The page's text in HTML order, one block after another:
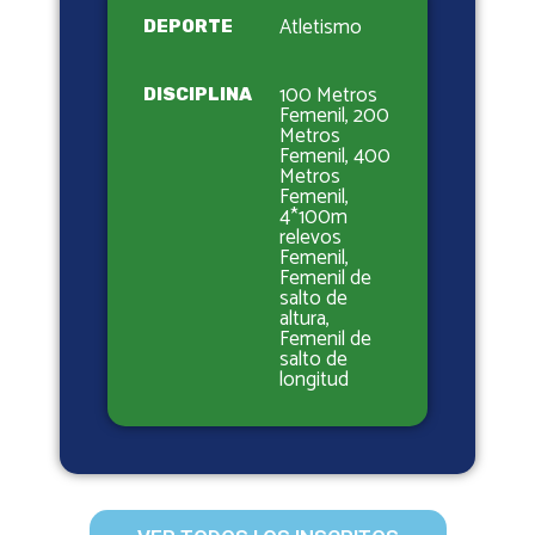
DEPORTE Atletismo
DISCIPLINA 100 Metros
Femenil, 200
Metros
Femenil, 400
Metros
Femenil,
4*100m
relevos
Femenil,
Femenil de
salto de
altura,
Femenil de
salto de
longitud